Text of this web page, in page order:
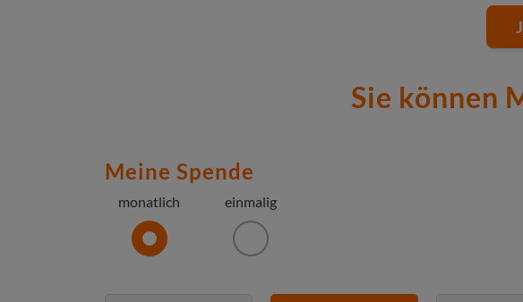
Sie können
Meine Spende
monatlich einmalig